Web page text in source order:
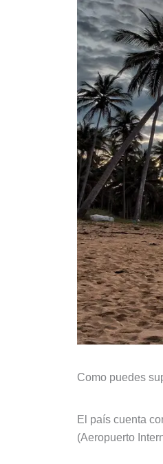
Como puedes
El país cuenta
(Aeropuerto